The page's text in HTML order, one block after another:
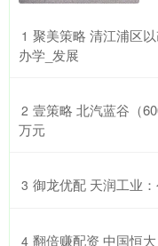
1 聚美策略 清江浦区以
办学_发展
2 壹策略 北汽蓝谷（
万元
3 御龙优配 天润工业
4 翻倍赚配资 中国恒大